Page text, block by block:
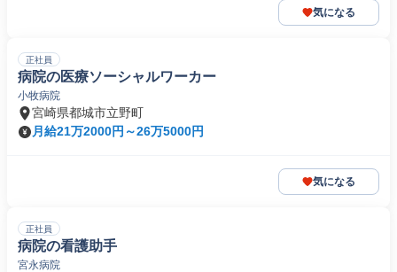
気になる
正社員
病院の医療ソーシャルワーカー
小牧病院
宮崎県都城市立野町
月給21万2000円～26万5000円
気になる
正社員
病院の看護助手
宮永病院